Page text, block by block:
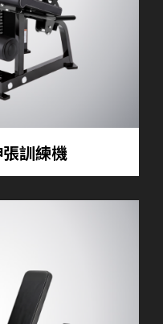
張訓練機